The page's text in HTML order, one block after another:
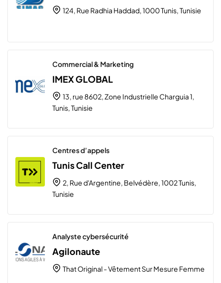
124, Rue Radhia Haddad, 1000 Tunis, Tunisie
Commercial & Marketing
IMEX GLOBAL
13, rue 8602, Zone Industrielle Charguia 1,
Tunis, Tunisie
Centres d’appels
Tunis Call Center
2, Rue d'Argentine, Belvédère, 1002 Tunis,
Tunisie
Analyste cybersécurité
Agilonaute
That Original - Vêtement Sur Mesure Femme